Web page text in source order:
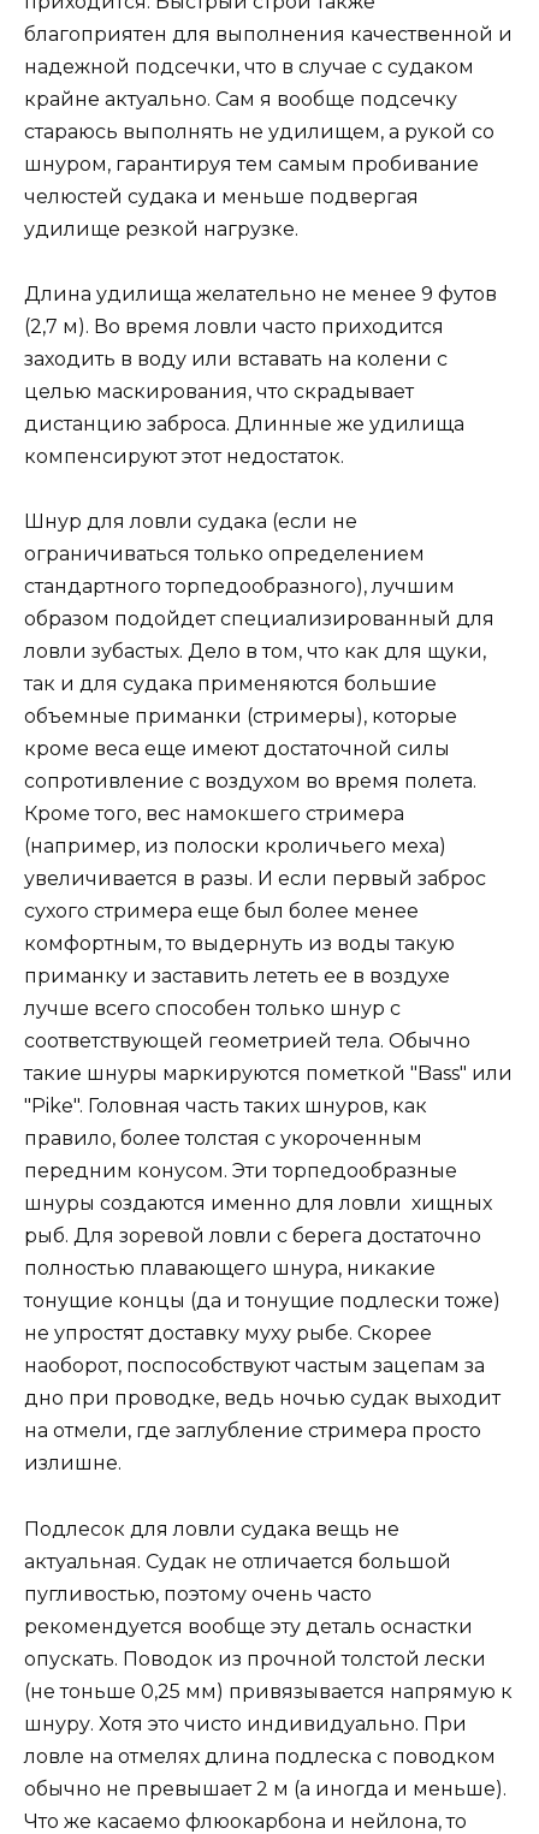
благоприятен для выполнения качественной и
надежной подсечки, что в случае с судаком
крайне актуально. Сам я вообще подсечку
стараюсь выполнять не удилищем, а рукой со
шнуром, гарантируя тем самым пробивание
челюстей судака и меньше подвергая
удилище резкой нагрузке.
Длина удилища желательно не менее 9 футов
(2,7 м). Во время ловли часто приходится
заходить в воду или вставать на колени с
целью маскирования, что скрадывает
дистанцию заброса. Длинные же удилища
компенсируют этот недостаток.
Шнур для ловли судака (если не
ограничиваться только определением
стандартного торпедообразного), лучшим
образом подойдет специализированный для
ловли зубастых. Дело в том, что как для щуки,
так и для судака применяются большие
объемные приманки (стримеры), которые
кроме веса еще имеют достаточной силы
сопротивление с воздухом во время полета.
Кроме того, вес намокшего стримера
(например, из полоски кроличьего меха)
увеличивается в разы. И если первый заброс
сухого стримера еще был более менее
комфортным, то выдернуть из воды такую
приманку и заставить лететь ее в воздухе
лучше всего способен только шнур с
соответствующей геометрией тела. Обычно
такие шнуры маркируются пометкой "Bass" или
"Pike". Головная часть таких шнуров, как
правило, более толстая с укороченным
передним конусом. Эти торпедообразные
шнуры создаются именно для ловли хищных
рыб. Для зоревой ловли с берега достаточно
полностью плавающего шнура, никакие
тонущие концы (да и тонущие подлески тоже)
не упростят доставку муху рыбе. Скорее
наоборот, поспособствуют частым зацепам за
дно при проводке, ведь ночью судак выходит
на отмели, где заглубление стримера просто
излишне.
Подлесок для ловли судака вещь не
актуальная. Судак не отличается большой
пугливостью, поэтому очень часто
рекомендуется вообще эту деталь оснастки
опускать. Поводок из прочной толстой лески
(не тоньше 0,25 мм) привязывается напрямую к
шнуру. Хотя это чисто индивидуально. При
ловле на отмелях длина подлеска с поводком
обычно не превышает 2 м (а иногда и меньше).
Что же касаемо флюокарбона и нейлона, то